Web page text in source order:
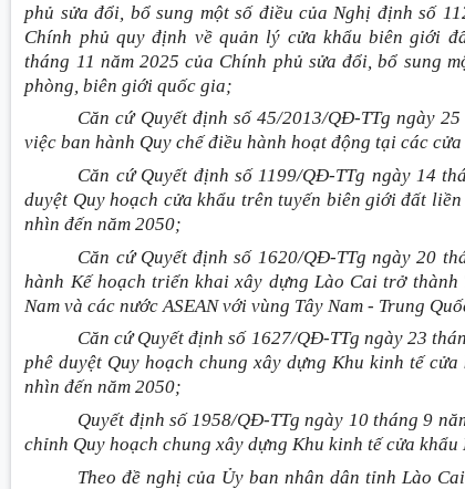
phủ sửa đổi, bổ sung một số điều của Nghị định số
Chính phủ quy định về quản lý cửa khẩu biên giới
tháng 11 năm 2025 của Chính phủ sửa đổi, bổ sung
phòng, biên giới quốc gia;
Căn cứ Quyết định số 45/2013/QĐ-TTg ngày
việc ban hành Quy chế điều hành hoạt động tại các
Căn cứ Quyết định số 1199/QĐ-TTg ngày 14
duyệt Quy hoạch cửa khẩu trên tuyến biên giới đất
nhìn đến năm 2050;
Căn cứ Quyết định số 1620/QĐ-TTg ngày 20
hành Kế hoạch triển khai xây dựng Lào Cai trở
Nam và các nước ASEAN với vùng Tây Nam - Trung
Căn cứ Quyết định số 1627/QĐ-TTg ngày 23
phê duyệt Quy hoạch chung xây dựng Khu kinh tế
nhìn đến năm 2050;
Quyết định số 1958/QĐ-TTg ngày 10 tháng 9
chỉnh Quy hoạch chung xây dựng Khu kinh tế cửa
Theo đề nghị của Ủy ban nhân dân tỉnh Lào